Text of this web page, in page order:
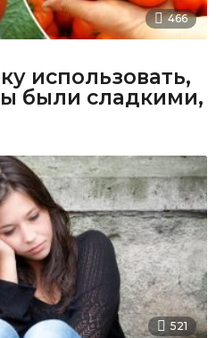
466
использовать,
были сладкими,
521